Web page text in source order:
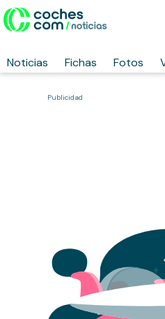
Noticias Fichas Fotos
Publicidad